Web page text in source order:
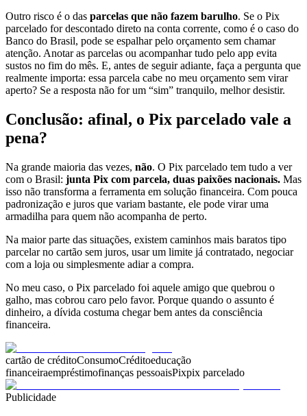
Outro risco é o das parcelas que não fazem barulho. Se o Pix
parcelado for descontado direto na conta corrente, como é o caso do
Banco do Brasil, pode se espalhar pelo orçamento sem chamar
atenção. Anotar as parcelas ou acompanhar tudo pelo app evita
sustos no fim do mês. E, antes de seguir adiante, faça a pergunta que
realmente importa: essa parcela cabe no meu orçamento sem virar
aperto? Se a resposta não for um “sim” tranquilo, melhor desistir.
Conclusão: afinal, o Pix parcelado vale a
pena?
Na grande maioria das vezes, não. O Pix parcelado tem tudo a ver
com o Brasil: junta Pix com parcela, duas paixões nacionais. Mas
isso não transforma a ferramenta em solução financeira. Com pouca
padronização e juros que variam bastante, ele pode virar uma
armadilha para quem não acompanha de perto.
Na maior parte das situações, existem caminhos mais baratos tipo
parcelar no cartão sem juros, usar um limite já contratado, negociar
com a loja ou simplesmente adiar a compra.
No meu caso, o Pix parcelado foi aquele amigo que quebrou o
galho, mas cobrou caro pelo favor. Porque quando o assunto é
dinheiro, a dívida costuma chegar bem antes da consciência
financeira.
cartão de créditoConsumoCréditoeducação
financeiraempréstimofinanças pessoaisPixpix parcelado
Publicidade